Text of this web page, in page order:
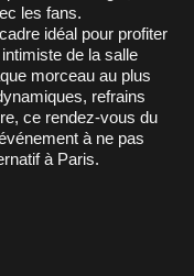
les fans.
idéal pour profiter
de la salle
morceau au plus
refrains
ce rendez-vous du
à ne pas
à Paris.